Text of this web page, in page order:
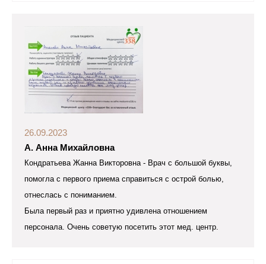
26.09.2023
А. Анна Михайловна
Кондратьева Жанна Викторовна - Врач с большой буквы,
помогла с первого приема справиться с острой болью,
отнеслась с пониманием.
Была первый раз и приятно удивлена отношением
персонала. Очень советую посетить этот мед. центр.